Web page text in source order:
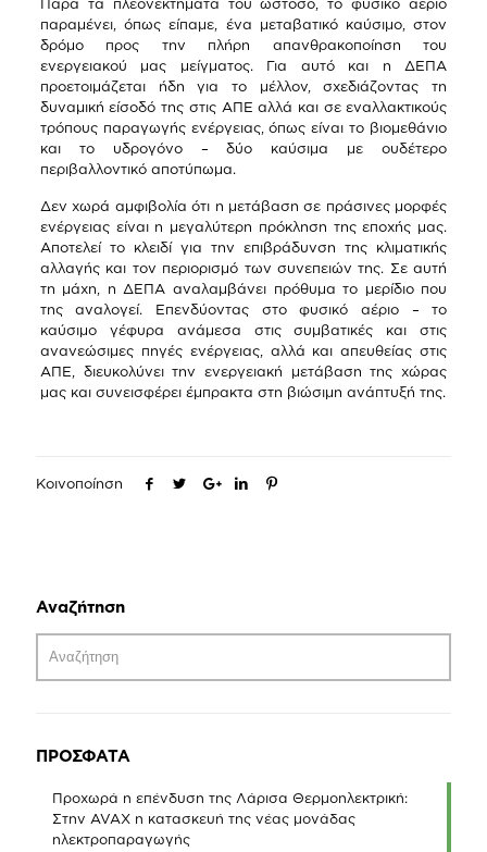
Παρά τα πλεονεκτήματά του ωστόσο, το φυσικό αέριο
παραμένει, όπως είπαμε, ένα μεταβατικό καύσιμο, στον
δρόμο προς την πλήρη απανθρακοποίηση του
ενεργειακού μας μείγματος. Για αυτό και η ΔΕΠΑ
προετοιμάζεται ήδη για το μέλλον, σχεδιάζοντας τη
δυναμική είσοδό της στις ΑΠΕ αλλά και σε εναλλακτικούς
τρόπους παραγωγής ενέργειας, όπως είναι το βιομεθάνιο
και το υδρογόνο – δύο καύσιμα με ουδέτερο
περιβαλλοντικό αποτύπωμα.
Δεν χωρά αμφιβολία ότι η μετάβαση σε πράσινες μορφές
ενέργειας είναι η μεγαλύτερη πρόκληση της εποχής μας.
Αποτελεί το κλειδί για την επιβράδυνση της κλιματικής
αλλαγής και τον περιορισμό των συνεπειών της. Σε αυτή
τη μάχη, η ΔΕΠΑ αναλαμβάνει πρόθυμα το μερίδιο που
της αναλογεί. Επενδύοντας στο φυσικό αέριο – το
καύσιμο γέφυρα ανάμεσα στις συμβατικές και στις
ανανεώσιμες πηγές ενέργειας, αλλά και απευθείας στις
ΑΠΕ, διευκολύνει την ενεργειακή μετάβαση της χώρας
μας και συνεισφέρει έμπρακτα στη βιώσιμη ανάπτυξή της.
Κοινοποίηση
Αναζήτηση
ΠΡΟΣΦΑΤΑ
Προχωρά η επένδυση της Λάρισα Θερμοηλεκτρική:
Στην AVAX η κατασκευή της νέας μονάδας
ηλεκτροπαραγωγής